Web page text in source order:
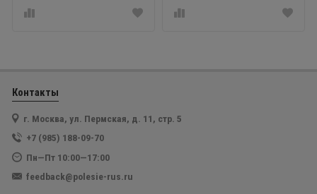
Контакты
г. Москва, ул. Пермская, д. 11, стр. 5
+7 (985) 188-09-70
Пн—Пт 10:00—17:00
feedback@polesie-rus.ru